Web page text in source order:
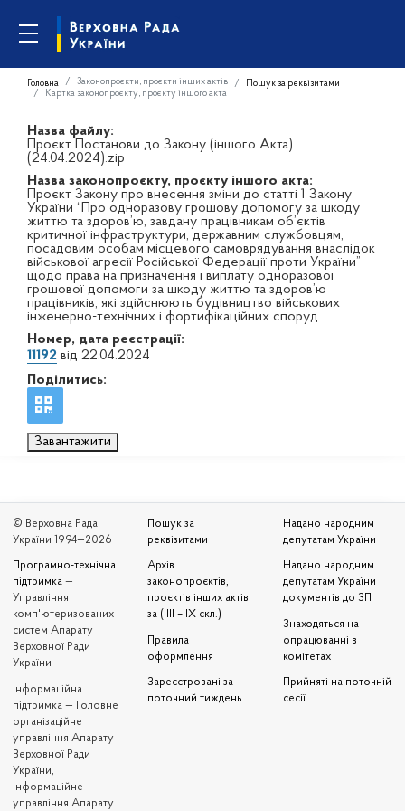
Головна Законопроєкти, проєкти інших актів
Пошук за реквізитами
Картка законопроєкту, проєкту іншого акта
Назва файлу:
Проєкт Постанови до Закону (іншого Акта)
(24.04.2024).zip
Назва законопроєкту, проєкту іншого акта:
Проєкт Закону про внесення зміни до статті 1 Закону
України “Про одноразову грошову допомогу за шкоду
життю та здоров’ю, завдану працівникам об’єктів
критичної інфраструктури, державним службовцям,
посадовим особам місцевого самоврядування внаслідок
військової агресії Російської Федерації проти України”
щодо права на призначення і виплату одноразової
грошової допомоги за шкоду життю та здоров’ю
працівників, які здійснюють будівництво військових
інженерно-технічних і фортифікаційних споруд
Номер, дата реєстрації:
11192 від 22.04.2024
Поділитись:
Завантажити
© Верховна Рада
України 1994—2026
Програмно-технічна
підтримка —
Управління
комп'ютеризованих
систем Апарату
Верховної Ради
України
Iнформаційна
підтримка — Головне
організаційне
управління Апарату
Верховної Ради
України,
Інформаційне
управління Апарату
Пошук за
реквізитами
Архів
законопроєктів,
проєктів інших актів
за ( III – IX скл.)
Правила
оформлення
Зареєстровані за
поточний тиждень
Надано народним
депутатам України
Надано народним
депутатам України
документів до ЗП
Знаходяться на
опрацюванні в
комітетах
Прийняті на поточній
сесії